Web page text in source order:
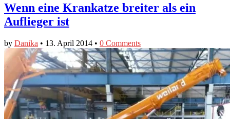
Wenn eine Krankatze breiter als ein
Auflieger ist
by Danika • 13. April 2014 • 0 Comments